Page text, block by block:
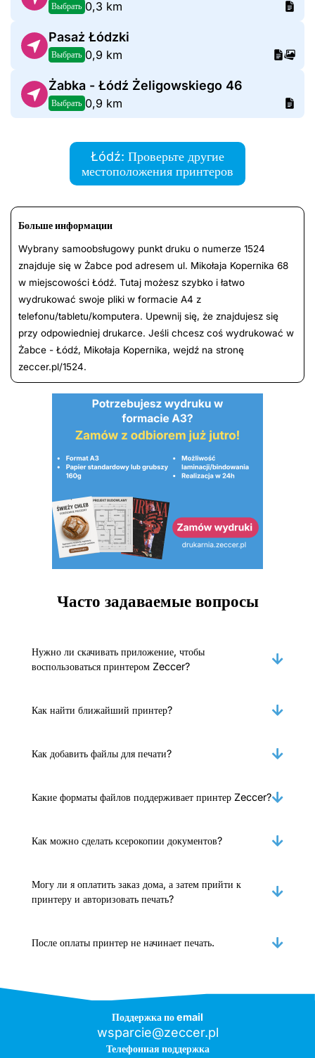
Выбрать 0,3 km
Pasaż Łódzki
Выбрать 0,9 km
Żabka - Łódź Żeligowskiego 46
Выбрать 0,9 km
Łódź: Проверьте другие
местоположения принтеров
Больше информации
Wybrany samoobsługowy punkt druku o numerze 1524
znajduje się w Żabce pod adresem ul. Mikołaja Kopernika 68
w miejscowości Łódź. Tutaj możesz szybko i łatwo
wydrukować swoje pliki w formacie A4 z
telefonu/tabletu/komputera. Upewnij się, że znajdujesz się
przy odpowiedniej drukarce. Jeśli chcesz coś wydrukować w
Żabce - Łódź, Mikołaja Kopernika, wejdź na stronę
zeccer.pl/1524.
Часто задаваемые вопросы
Нужно ли скачивать приложение, чтобы
воспользоваться принтером Zeccer?
Как найти ближайший принтер?
Как добавить файлы для печати?
Какие форматы файлов поддерживает принтер Zeccer?
Как можно сделать ксерокопии документов?
Могу ли я оплатить заказ дома, а затем прийти к
принтеру и авторизовать печать?
После оплаты принтер не начинает печать.
Поддержка по email
wsparcie@zeccer.pl
Телефонная поддержка